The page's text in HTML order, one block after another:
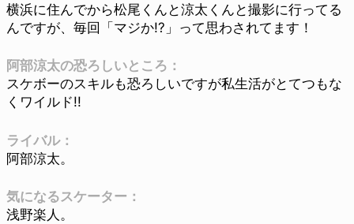
横浜に住んでから松尾くんと涼太くんと撮影に行ってる
んですが、毎回「マジか!?」って思わされてます！
阿部涼太の恐ろしいところ：
スケボーのスキルも恐ろしいですが私生活がとてつもな
くワイルド!!
ライバル：
阿部涼太。
気になるスケーター：
浅野楽人。